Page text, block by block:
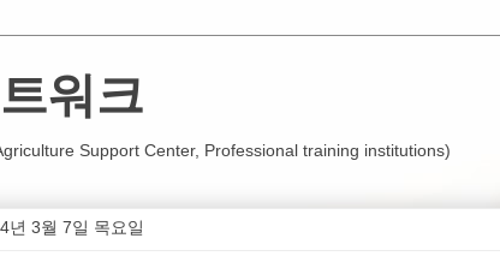
워크
Support Center, Professional training institutions)
년 3월 7일 목요일